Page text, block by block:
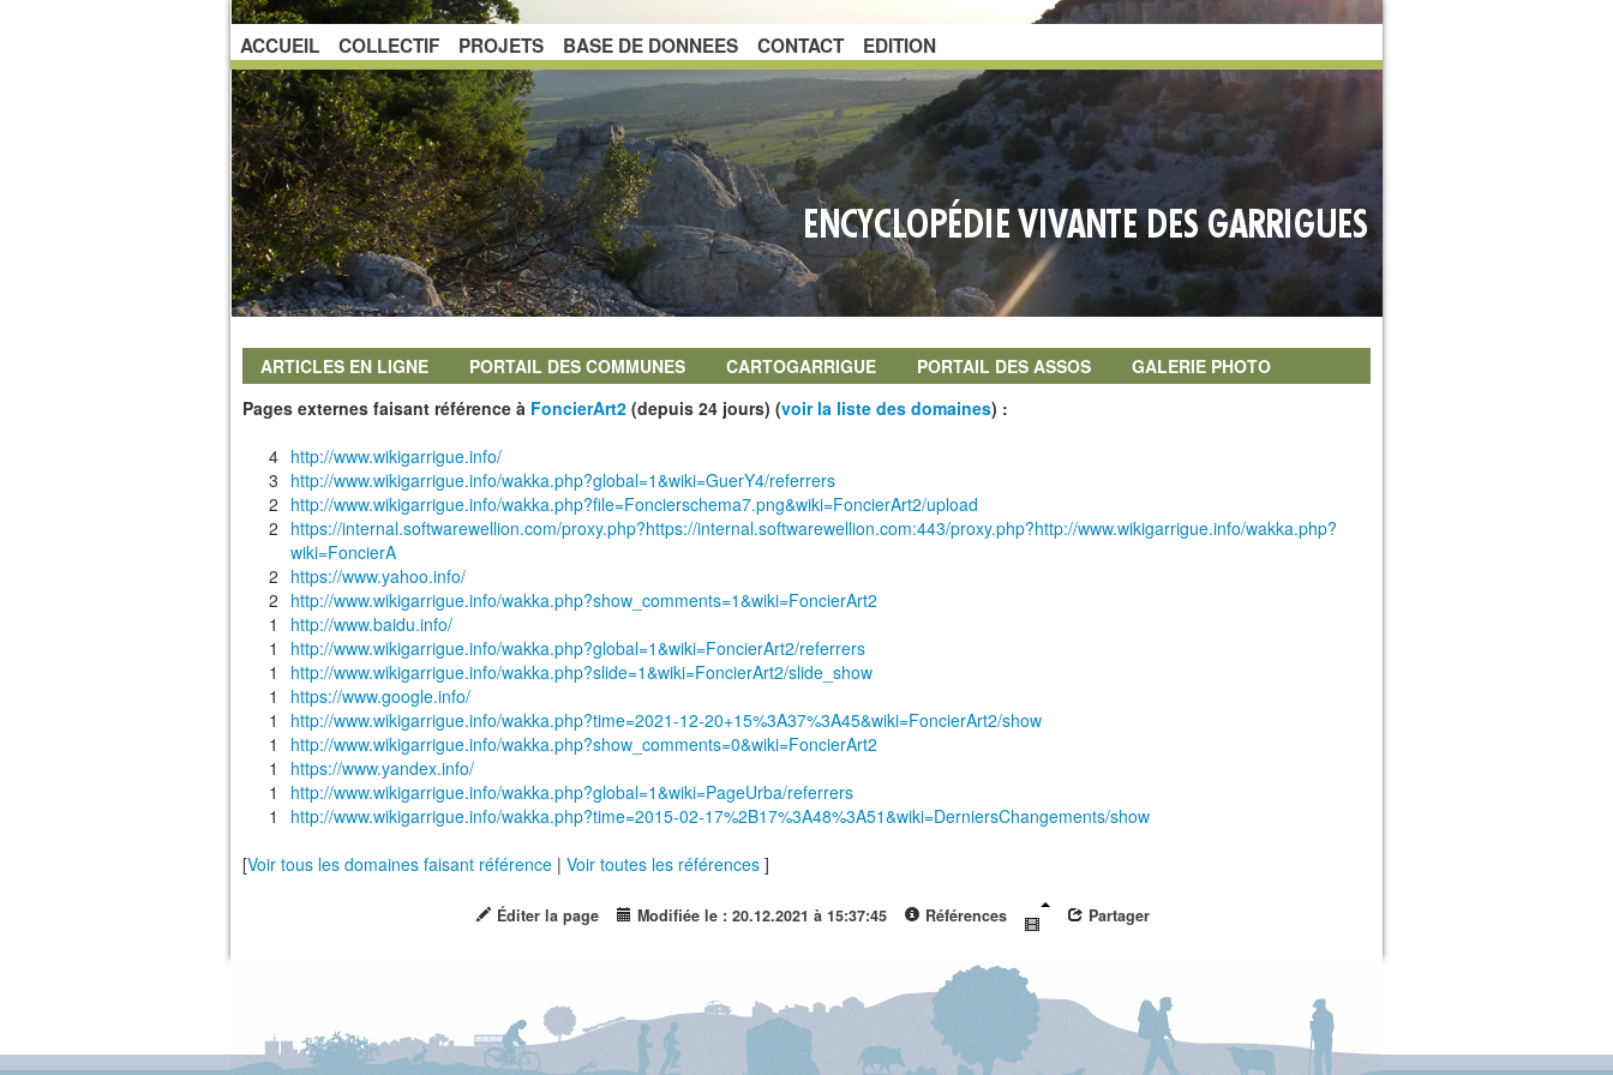
ACCUEIL COLLECTIF PROJETS BASE DE DONNEES CONTACT EDITION
ARTICLES EN LIGNE PORTAIL DES COMMUNES CARTOGARRIGUE PORTAIL DES ASSOS
GALERIE PHOTO
Pages externes faisant référence à FoncierArt2 (depuis 24 jours) (voir la liste des domaines) :
4 http://www.wikigarrigue.info/
3 http://www.wikigarrigue.info/wakka.php?global=1&wiki=GuerY4/referrers
2 http://www.wikigarrigue.info/wakka.php?file=Foncierschema7.png&wiki=FoncierArt2/upload
2 https://internal.softwarewellion.com/proxy.php?https://internal.softwarewellion.com:443/proxy.php?http://www.wikigarrigue.info/wakka.php?
wiki=FoncierA
2 https://www.yahoo.info/
2 http://www.wikigarrigue.info/wakka.php?show_comments=1&wiki=FoncierArt2
1
http://www.baidu.info/
1
http://www.wikigarrigue.info/wakka.php?global=1&wiki=FoncierArt2/referrers
1
http://www.wikigarrigue.info/wakka.php?slide=1&wiki=FoncierArt2/slide_show
1
https://www.google.info/
1
http://www.wikigarrigue.info/wakka.php?time=2021-12-20+15%3A37%3A45&wiki=FoncierArt2/show
1
http://www.wikigarrigue.info/wakka.php?show_comments=0&wiki=FoncierArt2
1
https://www.yandex.info/
1
http://www.wikigarrigue.info/wakka.php?global=1&wiki=PageUrba/referrers
1
http://www.wikigarrigue.info/wakka.php?time=2015-02-17%2B17%3A48%3A51&wiki=DerniersChangements/show
[Voir tous les domaines faisant référence | Voir toutes les références ]
Éditer la page Modifiée le : 20.12.2021 à 15:37:45 Références Partager